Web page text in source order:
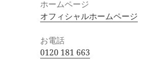
ホームページ
オフィシャルホームページ
お電話
0120 181 663